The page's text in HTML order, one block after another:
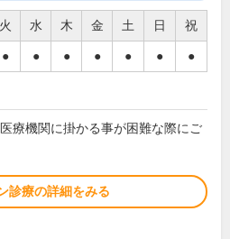
火 水 木 金 土 日 祝
● ● ● ● ● ● ●
療機関に掛かる事が困難な際にご
診療の詳細をみる